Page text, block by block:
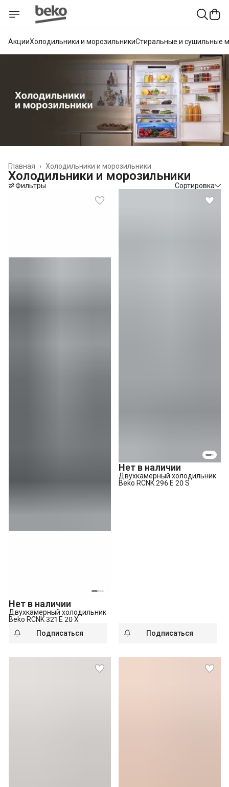
АкцииХолодильники и морозильникиСтиральные и сушильные
Холодильники и морозильники
Главная ›
Холодильники и морозильники
Фильтры Сортировка
Нет в наличии
Двухкамерный холодильник
Beko RCNK 321 E 20 X
Подписаться
Нет в наличии
Двухкамерный холодильник
Beko RCNK 296 E 20 S
Подписаться